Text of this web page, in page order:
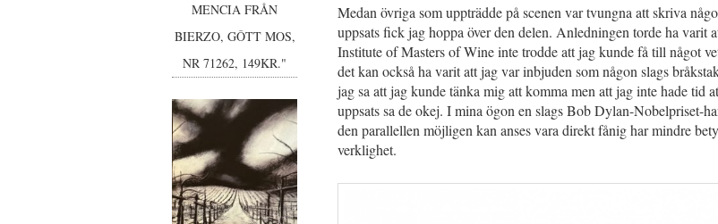
Medan övriga som uppträdde på scenen var tvungna att skriva
uppsats fick jag hoppa över den delen. Anledningen torde ha varit
Institute of Masters of Wine inte trodde att jag kunde få till något
det kan också ha varit att jag var inbjuden som någon slags
jag sa att jag kunde tänka mig att komma men att jag inte hade tid
uppsats sa de okej. I mina ögon en slags Bob Dylan-Nobelpriset-
den parallellen möjligen kan anses vara direkt fånig har mindre
verklighet.
MENCIA FRÅN
BIERZO, GÔTT MOS,
NR 71262, 149KR."